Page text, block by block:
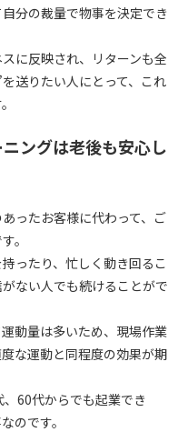
分の裁量で物事を決定でき
に反映され、リターンも全
送りたい人にとって、これ
ングは老後も安心し
ったお客様に代わって、ご
。
ったり、忙しく動き回るこ
ない人でも続けることがで
動量は多いため、現場作業
な運動と同程度の効果が期
60代からでも起業でき
のです。